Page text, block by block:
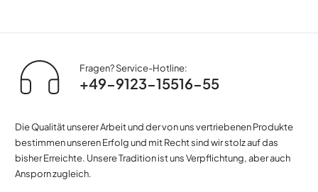
Fragen? Service-Hotline:
+49-9123-15516-55
Die Qualität unserer Arbeit und der von uns vertriebenen Produkte
bestimmen unseren Erfolg und mit Recht sind wir stolz auf das
bisher Erreichte. Unsere Tradition ist uns Verpflichtung, aber auch
Ansporn zugleich.